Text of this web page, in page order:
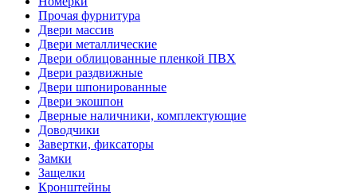
Прочая фурнитура
Двери массив
Двери металлические
Двери облицованные пленкой ПВХ
Двери раздвижные
Двери шпонированные
Двери экошпон
Дверные наличники, комплектующие
Доводчики
Завертки, фиксаторы
Замки
Защелки
Кронштейны